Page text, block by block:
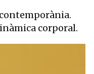
corporal.